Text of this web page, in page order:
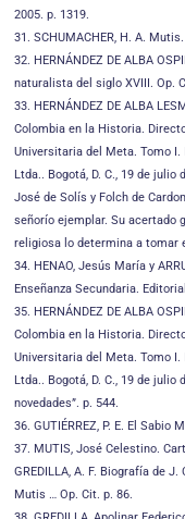
2005. p. 1319.
31. SCHUMACHER, H. A.
32. HERNÁNDEZ DE ALBA
naturalista del siglo XVIII. Op.
33. HERNÁNDEZ DE ALBA
Colombia en la Historia.
Universitaria del Meta. Tomo I.
Ltda.. Bogotá, D. C., 19 de julio
José de Solís y Folch de
señorío ejemplar. Su acertado
religiosa lo determina a tomar
34. HENAO, Jesús María y
Enseñanza Secundaria.
35. HERNÁNDEZ DE ALBA
Colombia en la Historia.
Universitaria del Meta. Tomo I.
Ltda.. Bogotá, D. C., 19 de julio
novedades”. p. 544.
36. GUTIÉRREZ, P. E. El Sabio
37. MUTIS, José Celestino.
GREDILLA, A. F. Biografía de J.
Mutis … Op. Cit. p. 86.